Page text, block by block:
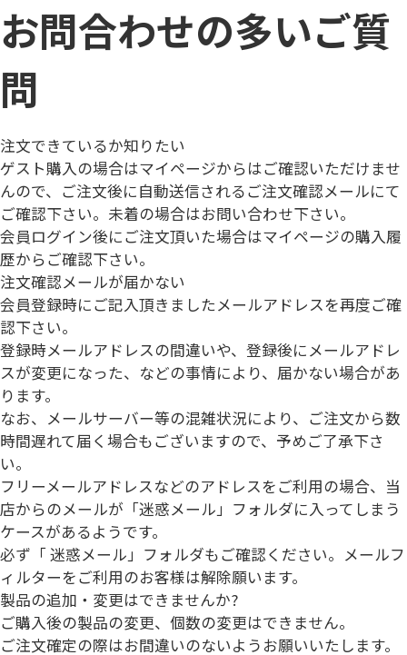
お問合わせの多いご質
問
注文できているか知りたい
ゲスト購入の場合はマイページからはご確認いただけませ
んので、ご注文後に自動送信されるご注文確認メールにて
ご確認下さい。未着の場合はお問い合わせ下さい。
会員ログイン後にご注文頂いた場合はマイページの購入履
歴からご確認下さい。
注文確認メールが届かない
会員登録時にご記入頂きましたメールアドレスを再度ご確
認下さい。
登録時メールアドレスの間違いや、登録後にメールアドレ
スが変更になった、などの事情により、届かない場合があ
ります。
なお、メールサーバー等の混雑状況により、ご注文から数
時間遅れて届く場合もございますので、予めご了承下さ
い。
フリーメールアドレスなどのアドレスをご利用の場合、当
店からのメールが「迷惑メール」フォルダに入ってしまう
ケースがあるようです。
必ず「 迷惑メール」フォルダもご確認ください。メールフ
ィルターをご利用のお客様は解除願います。
製品の追加・変更はできませんか?
ご購入後の製品の変更、個数の変更はできません。
ご注文確定の際はお間違いのないようお願いいたします。